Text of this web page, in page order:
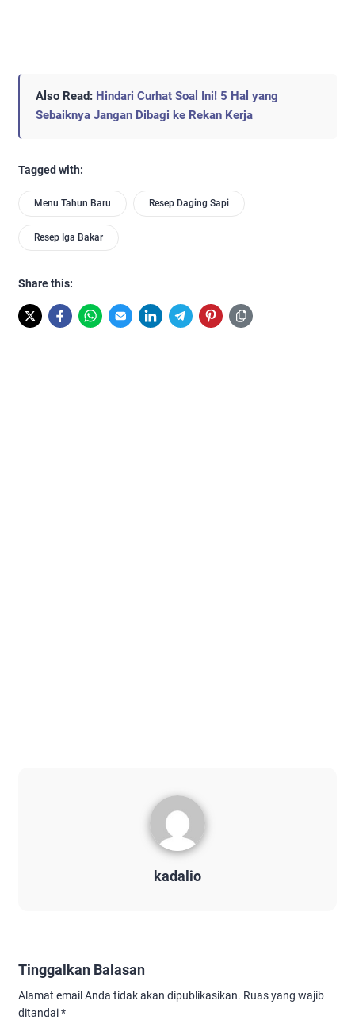
Also Read: Hindari Curhat Soal Ini! 5 Hal yang
Sebaiknya Jangan Dibagi ke Rekan Kerja
Tagged with:
Menu Tahun Baru Resep Daging Sapi
Resep Iga Bakar
Share this:
kadalio
Tinggalkan Balasan
Alamat email Anda tidak akan dipublikasikan. Ruas yang wajib
ditandai*